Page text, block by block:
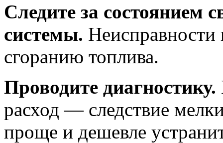
Следите за состоянием
системы.
сгоранию топлива.
Проводите диагностику.
расход — следствие
проще и дешевле